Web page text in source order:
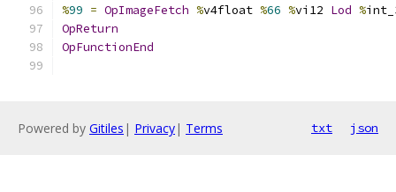
%99 = OpImageFetch %v4float %66 %vi12 Lod %
OpReturn
OpFunctionEnd
Powered by Gitiles | Privacy| Terms txt json